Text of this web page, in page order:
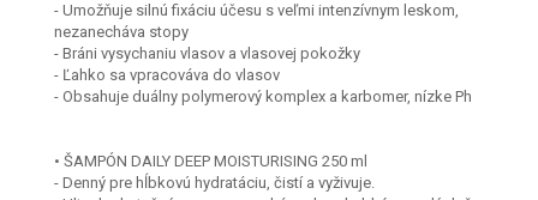
- Umožňuje silnú fixáciu účesu s veľmi intenzívnym leskom,
nezanecháva stopy
- Bráni vysychaniu vlasov a vlasovej pokožky
- Ľahko sa vpracováva do vlasov
- Obsahuje duálny polymerový komplex a karbomer, nízke Ph
• ŠAMPÓN DAILY DEEP MOISTURISING 250 ml
- Denný pre hĺbkovú hydratáciu, čistí a vyživuje.